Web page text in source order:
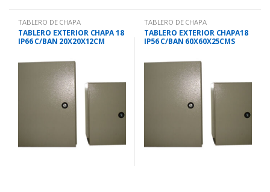
TABLERO DE CHAPA
TABLERO EXTERIOR CHAPA 18
IP66 C/BAN 20X20X12CM
TABLERO DE CHAPA
TABLERO EXTERIOR CHAPA18
IP56 C/BAN 60X60X25CMS